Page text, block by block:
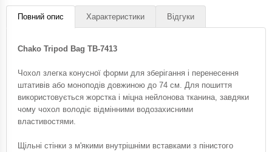
Повний опис Характеристики Відгуки
Chako Tripod Bag TB-7413
Чохол злегка конусної форми для зберігання і перенесення
штативів або моноподів довжиною до 74 см. Для пошиття
використовується жорстка і міцна нейлонова тканина, завдяки
чому чохол володіє відмінними водозахисними
властивостями.
Щільні стінки з м'якими внутрішніми вставками з пінистого